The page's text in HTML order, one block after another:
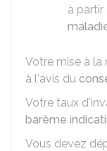
à partir
Votre mise à la
à l'avis du
Votre taux
barème
Vous devez